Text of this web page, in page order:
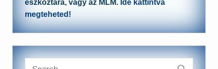
eszköztára, vagy az MLM. Ide kattintva
megteheted!